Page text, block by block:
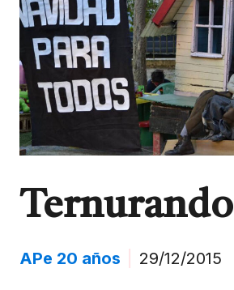
Ternurando
APe 20 años 29/12/2015